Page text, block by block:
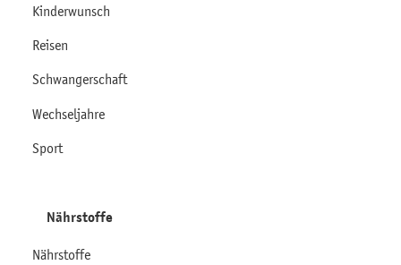
Kinderwunsch
Reisen
Schwangerschaft
Wechseljahre
Sport
Nährstoffe
Nährstoffe